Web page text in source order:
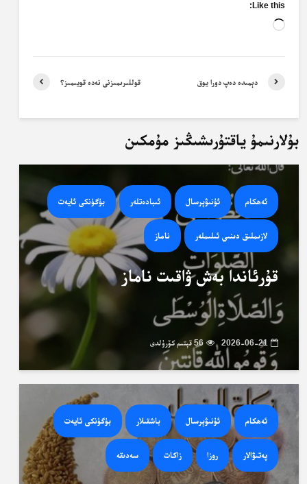
Like this:
Loading…
قوللىرىمىزنى نەدە قويىمىز؟ دېمىدە دەپ دورا يوق
بۇلارنىمۇ ياقتۇرىشىڭىز مۇمكىن
ئەھكام ئۇنىۋېرسال ئىبادەتلەر بۈگۈنكى ئايەت
لازىملىق دىنىي ئىلىملەر ناماز
قۇرئاندا بەش ۋاقىت ناماز
2026-06-21 56 قېتىم كۆرۈلدى
ئەھكام ئۇنىۋېرسال باشقىلار بۈگۈنكى ئايەت
پەتىۋالار روزا زاكات سەدىقە